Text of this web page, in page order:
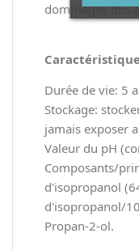
dommages dus
Durée de vie: 5
Stockage:
jamais exposer
Valeur du pH
Composants/
d'isopropanol
d'isopropanol/
Propan-2-ol.